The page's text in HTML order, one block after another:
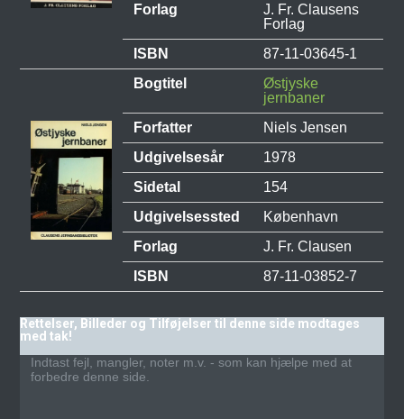
Forlag
J. Fr. Clausens
Forlag
ISBN
87-11-03645-1
Bogtitel
Østjyske
jernbaner
Forfatter
Niels Jensen
Udgivelsesår
1978
Sidetal
154
Udgivelsessted
København
Forlag
J. Fr. Clausen
ISBN
87-11-03852-7
Rettelser, Billeder og Tilføjelser til denne side modtages
med tak!